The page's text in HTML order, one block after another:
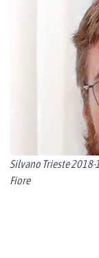
Silvano Trieste 2018-
Fiore